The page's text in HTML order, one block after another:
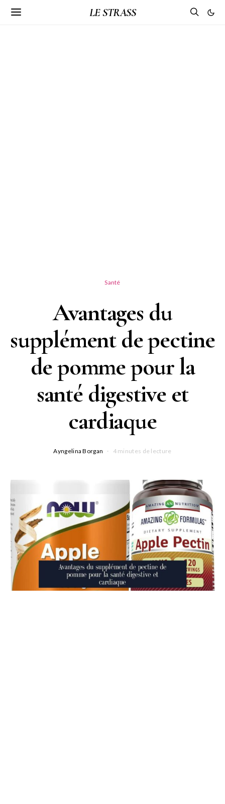
LE STRASS
Santé
Avantages du
supplément de pectine
de pomme pour la
santé digestive et
cardiaque
Ayngelina Borgan 4 minutes de lecture